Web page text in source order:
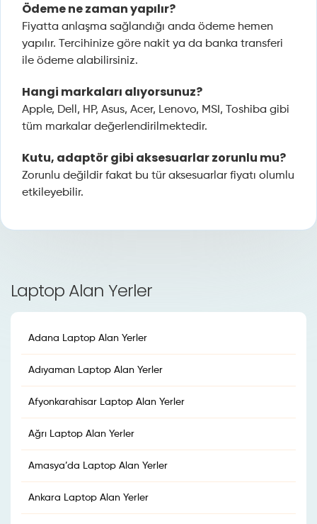
Ödeme ne zaman yapılır?
Fiyatta anlaşma sağlandığı anda ödeme hemen
yapılır. Tercihinize göre nakit ya da banka transferi
ile ödeme alabilirsiniz.
Hangi markaları alıyorsunuz?
Apple, Dell, HP, Asus, Acer, Lenovo, MSI, Toshiba gibi
tüm markalar değerlendirilmektedir.
Kutu, adaptör gibi aksesuarlar zorunlu mu?
Zorunlu değildir fakat bu tür aksesuarlar fiyatı olumlu
etkileyebilir.
Laptop Alan Yerler
Adana Laptop Alan Yerler
Adıyaman Laptop Alan Yerler
Afyonkarahisar Laptop Alan Yerler
Ağrı Laptop Alan Yerler
Amasya’da Laptop Alan Yerler
Ankara Laptop Alan Yerler